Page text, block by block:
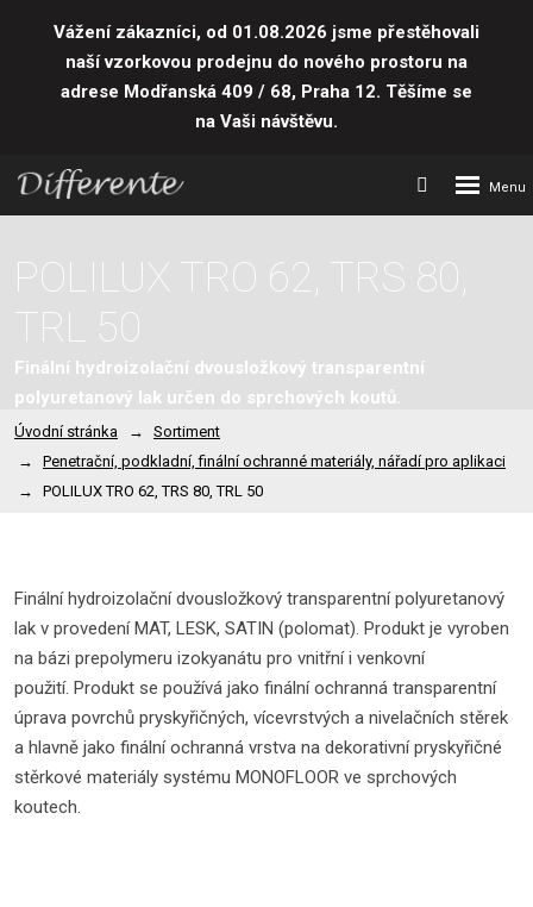
Vážení zákazníci, od 01.08.2026 jsme přestěhovali
naší vzorkovou prodejnu do nového prostoru na
adrese Modřanská 409 / 68, Praha 12. Těšíme se
na Vaši návštěvu.
Vyhledávání
Rozbalení
POLILUX TRO 62, TRS 80,
TRL 50
Finální hydroizolační dvousložkový transparentní
polyuretanový lak určen do sprchových koutů.
Úvodní stránka
Sortiment
Penetrační, podkladní, finální ochranné materiály, nářadí pro aplikaci
POLILUX TRO 62, TRS 80, TRL 50
Finální hydroizolační dvousložkový transparentní polyuretanový
lak v provedení MAT, LESK, SATIN (polomat). Produkt je vyroben
na bázi prepolymeru izokyanátu pro vnitřní i venkovní
použití. Produkt se používá jako finální ochranná transparentní
úprava povrchů pryskyřičných, vícevrstvých a nivelačních stěrek
a hlavně jako finální ochranná vrstva na dekorativní pryskyřičné
stěrkové materiály systému MONOFLOOR ve sprchových
koutech.